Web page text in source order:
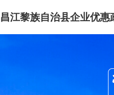
昌江黎族自治县企业优惠